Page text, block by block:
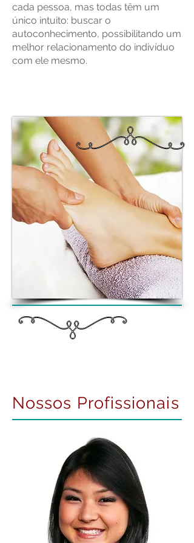
cada pessoa, mas todas têm um
único intuito: buscar o
autoconhecimento, possibilitando um
melhor relacionamento do indivíduo
com ele mesmo.
Nossos Profissionais